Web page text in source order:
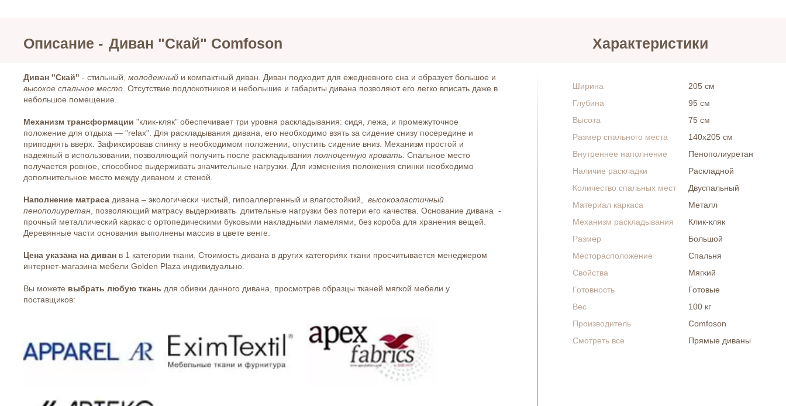
Описание - Диван "Скай" Comfoson Характеристики
Диван "Скай" - стильный, молодежный и компактный диван. Диван подходит для ежедневного сна и образует большое и
высокое спальное место . Отсутствие подлокотников и небольшие и габариты дивана позволяют его легко вписать даже в
небольшое помещение.
Механизм трансформации "клик-кляк" обеспечивает три уровня раскладывания: сидя, лежа, и промежуточное
положение для отдыха — "relax". Для раскладывания дивана, его необходимо взять за сидение снизу посередине и
приподнять вверх. Зафиксировав спинку в необходимом положении, опустить сидение вниз. Механизм простой и
надежный в использовании, позволяющий получить после раскладывания полноценную кровать . Спальное место
получается ровное, способное выдерживать значительные нагрузки. Для изменения положения спинки необходимо
дополнительное место между диваном и стеной.
Наполнение матраса дивана – экологически чистый, гипоаллергенный и влагостойкий,
высокоэластичный
пенополиуретан , позволяющий матрасу выдерживать длительные нагрузки без потери его качества. Основание дивана -
прочный металлический каркас с ортопедическими буковыми накладными ламелями, без короба для хранения вещей.
Деревянные части основания выполнены массив в цвете венге.
Цена указана на диван в 1 категории ткани. Стоимость дивана в других категориях ткани просчитывается менеджером
интернет-магазина мебели Golden Plaza индивидуально.
Вы можете выбрать любую ткань для обивки данного дивана, просмотрев образцы тканей мягкой мебели у
поставщиков:
Ширина
205 см
Глубина
95 см
Высота
75 см
Размер спального места
140х205 см
Внутреннее наполнение
Пенополиуретан
Наличие раскладки
Раскладной
Количество спальных мест
Двуспальный
Материал каркаса
Металл
Механизм раскладывания
Клик-кляк
Размер
Большой
Месторасположение
Спальня
Свойства
Мягкий
Готовность
Готовые
Вес
100 кг
Производитель
Comfoson
Смотреть все
Прямые диваны